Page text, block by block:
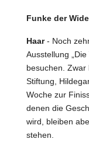
Funke der
Haar- Noch
Ausstellung
besuchen.
Stiftung,
Woche zur
denen die
wird, bleiben
stehen.